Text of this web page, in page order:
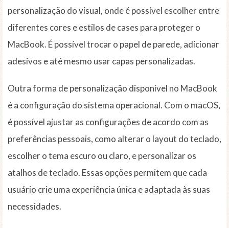
personalização do visual, onde é possível escolher entre
diferentes cores e estilos de cases para proteger o
MacBook. É possível trocar o papel de parede, adicionar
adesivos e até mesmo usar capas personalizadas.
Outra forma de personalização disponível no MacBook
é a configuração do sistema operacional. Com o macOS,
é possível ajustar as configurações de acordo com as
preferências pessoais, como alterar o layout do teclado,
escolher o tema escuro ou claro, e personalizar os
atalhos de teclado. Essas opções permitem que cada
usuário crie uma experiência única e adaptada às suas
necessidades.